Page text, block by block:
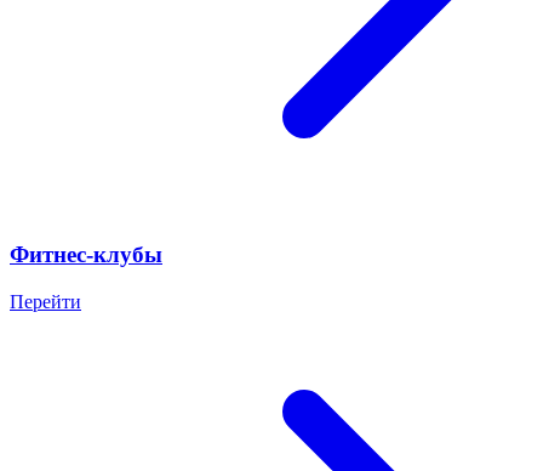
Фитнес-клубы
Перейти